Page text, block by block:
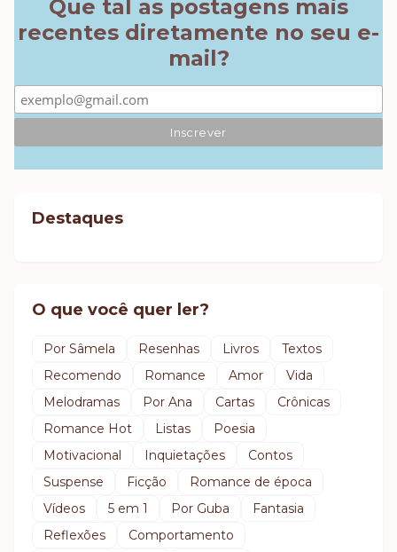
Que tal as postagens mais
recentes diretamente no seu e-
mail?
Destaques
O que você quer ler?
Por Sâmela Resenhas Livros
Textos
Recomendo
Romance Amor
Vida
Melodramas
Por Ana Cartas
Crônicas
Romance Hot
Listas
Poesia
Motivacional
Inquietações
Contos
Suspense
Ficção
Romance de época
Vídeos
5 em 1 Por Guba
Fantasia
Reflexões
Comportamento